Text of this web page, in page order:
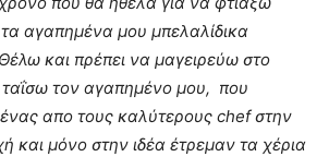
αγαπημένα μου μπελαλίδικα
και πρέπει να μαγειρεύω στο
ταΐσω τον αγαπημένο μου, που
ένας απο τους καλύτερους chef στην
και μόνο στην ιδέα έτρεμαν τα χέρια